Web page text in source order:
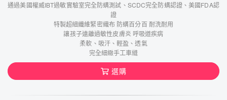
通過美國權威IBT過敏實驗室完全防螨測試、SCDC完全防螨認證、美國FDA認
證
特製超細纖維緊密織布 防螨百分百 耐洗耐用
讓孩子遠離過敏性皮膚炎 呼吸道疾病
柔軟、吸汗、輕盈、透氣
完全細緻手工車縫
選購